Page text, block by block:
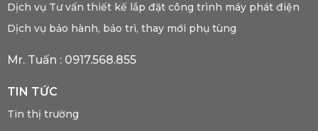
Dịch vụ Tư vấn thiết kế lắp đặt công trình máy phát điện
Dịch vụ bảo hành, bảo trì, thay mới phụ tùng
Mr. Tuấn : 0917.568.855
TIN TỨC
Tin thị trường